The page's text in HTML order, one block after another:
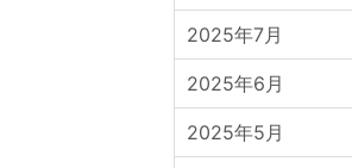
2025年7月
2025年6月
2025年5月